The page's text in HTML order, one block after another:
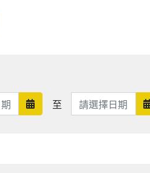
日期範圍開始
至 日期範圍結束